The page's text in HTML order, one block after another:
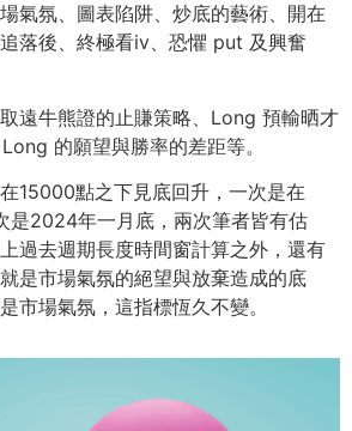
氣氛、圖表陷阱、炒底的藝術、開在
落後、終極看iv、恐懼 put 及興奮
遠牛熊證的止賺策略、Long 預輸晒才
的願望與勝率的差距等。
15000點之下見底回升，一次是在
是2024年一月底，兩次筆者皆有估
過去週期長度時間窗計算之外，還有
是市場氣氛的絕望與放棄造成的底
市場氣氛，這指標恆久不變。